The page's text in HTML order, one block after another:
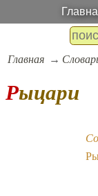
Главная
Рыцари